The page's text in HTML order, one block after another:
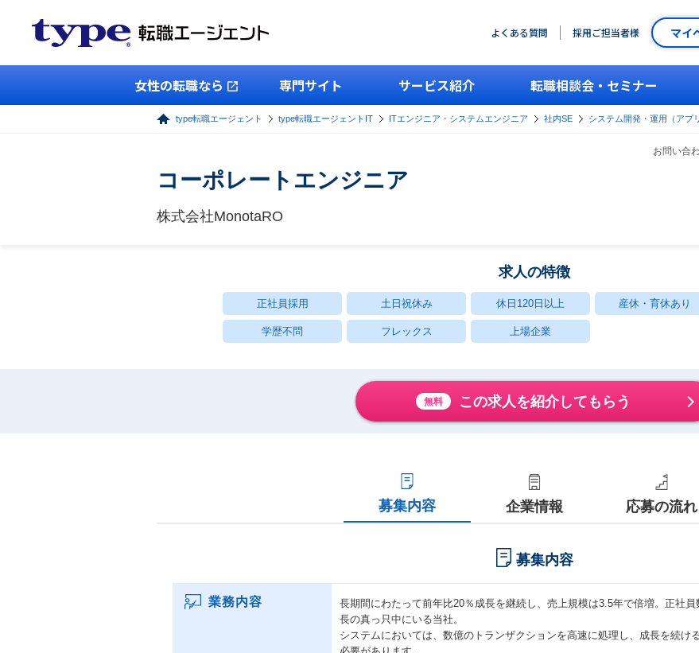
よくある質問 採用ご担当者様 マイ
女性の転職なら 専門サイト サービス紹介 転職相談会・セミナー
type転職エージェント type転職エージェントIT ITエンジニア・システムエンジニア 社内SE システム開発・運用（アプ
お問い合
コーポレートエンジニア
株式会社MonotaRO
求人の特徴
正社員採用 土日祝休み 休日120日以上 産休・育休あり
学歴不問 フレックス 上場企業
無料 この求人を紹介してもらう
募集内容 企業情報 応募の流れ
募集内容
業務内容
長期間にわたって前年比20％成長を継続し、売上規模は3.5年で倍増。正社
長の真っ只中にいる当社。
システムにおいては、数億のトランザクションを高速に処理し、成長を続け